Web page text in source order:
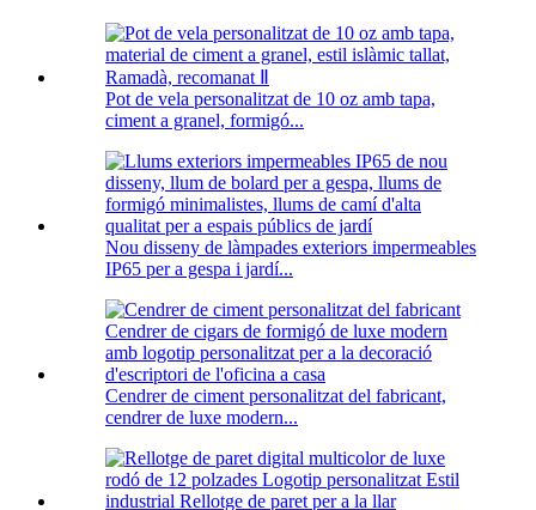
Pot de vela personalitzat de 10 oz amb tapa,
ciment a granel, formigó...
Nou disseny de làmpades exteriors impermeables
IP65 per a gespa i jardí...
Cendrer de ciment personalitzat del fabricant,
cendrer de luxe modern...